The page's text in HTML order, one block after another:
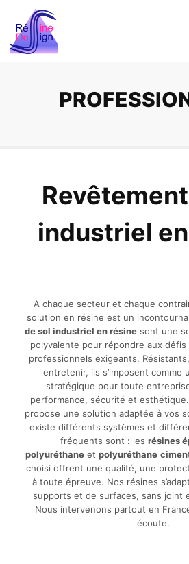
industriel
A chaque secteur et chaque
solution en résine est un
de sol industriel en résinesont une
polyvalente pour répondre aux
professionnels exigeants.
entretenir, ils s’imposent comme
stratégique pour toute
performance, sécurité et esthétique.
propose une solution adaptée à vos
existe différents systèmes et
fréquents sont : les résines
polyuréthaneet polyuréthane
choisi offrent une qualité, une
à toute épreuve. Nos résines
supports et de surfaces, sans joint
Nous intervenons partout en
écoute.